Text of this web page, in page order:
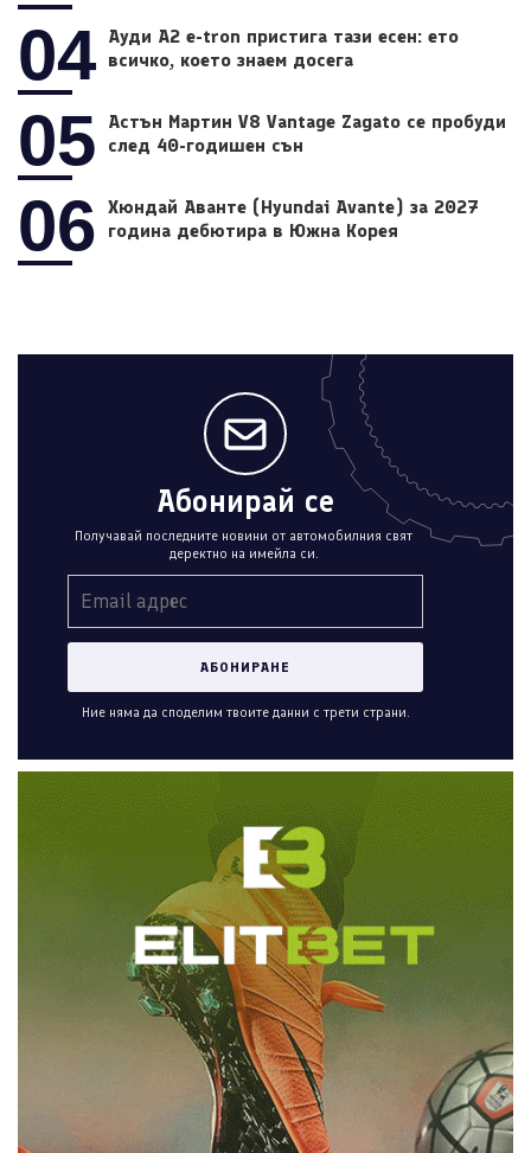
04 Ауди A2 e-tron пристига тази есен: ето
всичко, което знаем досега
05
Астън Мартин V8 Vantage Zagato се пробуди
след 40-годишен сън
06
Хюндай Аванте (Hyundai Avante) за 2027
година дебютира в Южна Корея
Абонирай се
Получавай последните новини от автомобилния свят
деректно на имейла си.
Ние няма да споделим твоите данни с трети страни.